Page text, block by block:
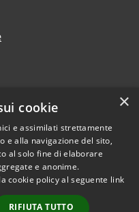
Copyright © 2026 • Comune di
Grezzana • Powered by
Municipium• Accesso
×
cookie
e assimilati strettamente
e alla navigazione del sito,
al solo fine di elaborare
e anonime.
cookie policy al seguente link
RIFIUTA TUTTO